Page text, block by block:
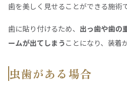
歯を美しく見せることができる施術で
歯に貼り付けるため、 出っ歯や歯の
ームが出てしまう ことになり、装着
虫歯がある場合